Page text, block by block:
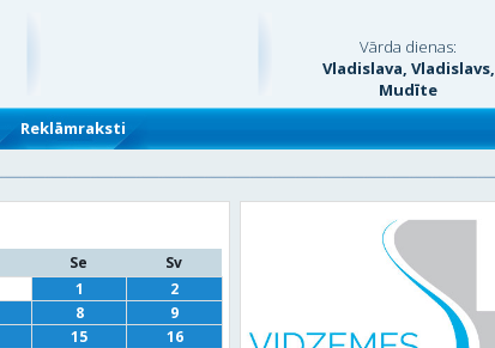
Vārda dienas:
Vladislava, Vladislavs,
Mudīte
Reklāmraksti
Se
Sv
1
2
8
9
15
16